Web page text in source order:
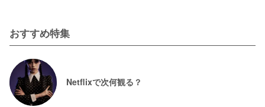
おすすめ特集
Netflixで次何観る？